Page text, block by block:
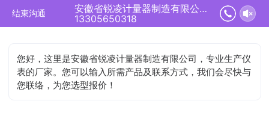
结束沟通
安徽省锐凌计量器制造有限公司正在为您服务
13305650318
您好，这里是安徽省锐凌计量器制造有限公司，专业生产仪
表的厂家。您可以输入所需产品及联系方式，我们会尽快与
您联络，为您选型报价！